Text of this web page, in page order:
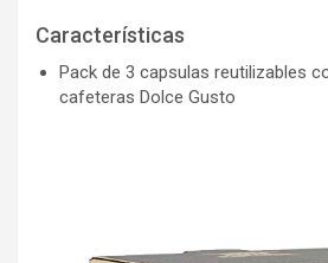
Características
Pack de 3 capsulas reutilizables
cafeteras Dolce Gusto